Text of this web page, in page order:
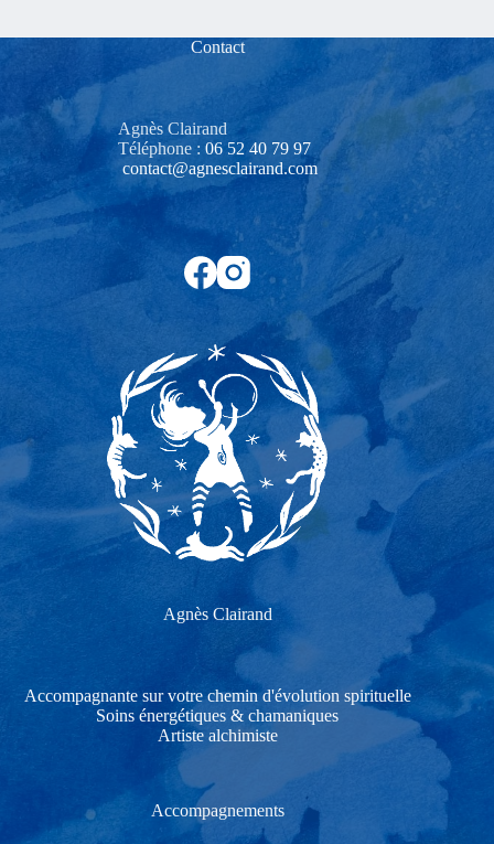
Contact
Agnès Clairand
Téléphone : 06 52 40 79 97‬
contact@agnesclairand.com
Agnès Clairand
Accompagnante sur votre chemin d'évolution spirituelle
Soins énergétiques & chamaniques
Artiste alchimiste
Accompagnements